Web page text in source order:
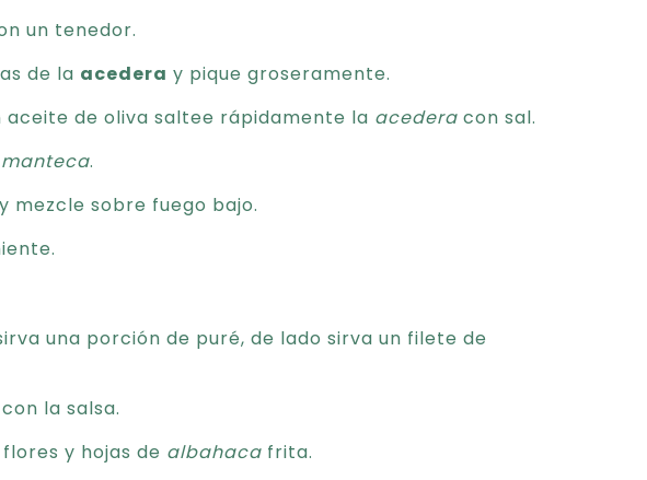
un tenedor.
de la acedera y pique groseramente.
aceite de oliva saltee rápidamente la acedera con sal.
manteca.
mezcle sobre fuego bajo.
una porción de puré, de lado sirva un filete de
la salsa.
y hojas de albahaca frita.